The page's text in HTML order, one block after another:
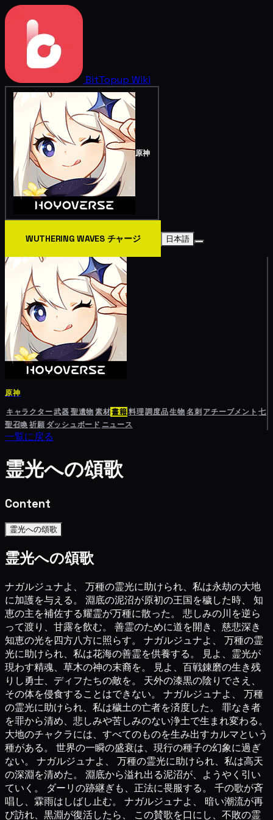
BitTopup Wiki
原神
WUTHERING WAVES チャージ 日本語
原神
キャラクター武器聖遺物素材書籍料理調度品生物名刺 アチーブメント 七
聖召喚祈願 ダッシュボード ニュース
一覧に戻る
霊光への頌歌
Content
霊光への頌歌
霊光への頌歌
ナガルジュナよ、 万種の霊光に助けられ、私は永劫の大地
に加護を与える。 淵底の泥沼が原初の王国を穢した時、 知
恵の主を補佐する耀霊が万種に散った。 悲しみの川を逆ら
って渡り、甘露を飲む。 善霊のために道を開き、慈悲深き
知恵の光を四方八方に照らす。 ナガルジュナよ、 万種の霊
光に助けられ、私は花海の善霊を供養する。 見よ、霊光が
現わす精魂、草木の神の末裔を。 見よ、百戦錬磨の生き残
りし勇士、ディフたちの敵を。 天外の漆黒の陰りでさえ、
その体を侵食することはできない。 ナガルジュナよ、 万種
の霊光に助けられ、私は穢土の亡者を済度した。 罪なき者
を罪から清め、悲しみや苦しみのない浄土で生まれ変わる。
大地のチャクラには、すべてのものを生み出すカルマという
種がある。 世界の一瞬の盛衰は、現行の種子の幻象に過ぎ
ない。 ナガルジュナよ、 万種の霊光に助けられ、私は高天
の深淵を清めた。 淵底から溢れ出る泥沼が、ようやく引い
ていく。 ダーリの跡継ぎも、正法に畏服する。 千の歌が斉
唱し、霖雨はしばし止む。 ナガルジュナよ、 暗い潮流が再
び訪れ、黒淵が復活したら、 この賛歌を口にし、不敗の霊